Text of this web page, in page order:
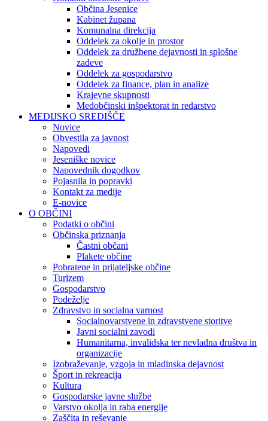
Občina Jesenice
Kabinet župana
Komunalna direkcija
Oddelek za okolje in prostor
Oddelek za družbene dejavnosti in splošne
zadeve
Oddelek za gospodarstvo
Oddelek za finance, plan in analize
Krajevne skupnosti
Medobčinski inšpektorat in redarstvo
MEDIJSKO SREDIŠČE
Novice
Obvestila za javnost
Napovedi
Jeseniške novice
Napovednik dogodkov
Pojasnila in popravki
Kontakt za medije
E-novice
O OBČINI
Podatki o občini
Občinska priznanja
Častni občani
Plakete občine
Pobratene in prijateljske občine
Turizem
Gospodarstvo
Podeželje
Zdravstvo in socialna varnost
Socialnovarstvene in zdravstvene storitve
Javni socialni zavodi
Humanitarna, invalidska ter nevladna društva in
organizacije
Izobraževanje, vzgoja in mladinska dejavnost
Šport in rekreacija
Kultura
Gospodarske javne službe
Varstvo okolja in raba energije
Zaščita in reševanje